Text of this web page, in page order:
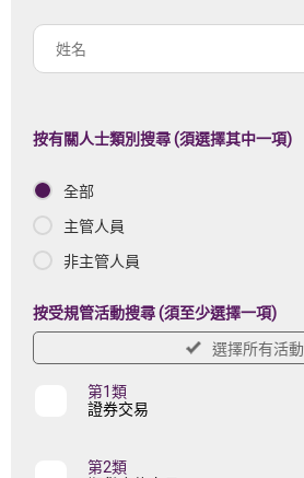
擇
名
稱
姓
按有關人士類別搜尋 (須選擇其中一項)
全部
主管人員
非主管人員
按受規管活動搜尋 (須至少選擇一項)
選擇所有活動
第1類
證券交易
第2類